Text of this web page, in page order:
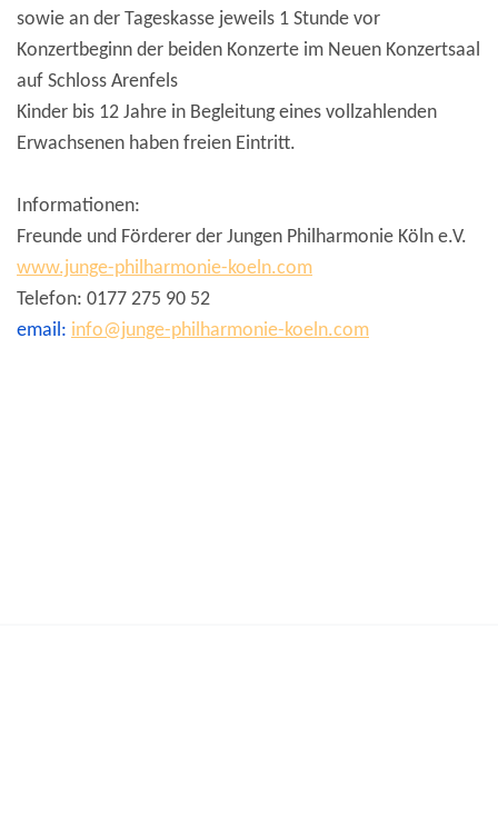
sowie an der Tageskasse jeweils 1 Stunde vor
Konzertbeginn der beiden Konzerte im Neuen Konzertsaal
auf Schloss Arenfels
Kinder bis 12 Jahre in Begleitung eines vollzahlenden
Erwachsenen haben freien Eintritt.
Informationen:
Freunde und Förderer der Jungen Philharmonie Köln e.V.
www.junge-philharmonie-koeln.com
Telefon: 0177 275 90 52
email: info@junge-philharmonie-koeln.com